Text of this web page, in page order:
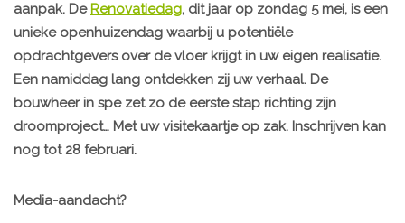
aanpak. De Renovatiedag, dit jaar op zondag 5 mei, is een
unieke openhuizendag waarbij u potentiële
opdrachtgevers over de vloer krijgt in uw eigen realisatie.
Een namiddag lang ontdekken zij uw verhaal. De
bouwheer in spe zet zo de eerste stap richting zijn
droomproject… Met uw visitekaartje op zak. Inschrijven kan
nog tot 28 februari.
Media-aandacht?